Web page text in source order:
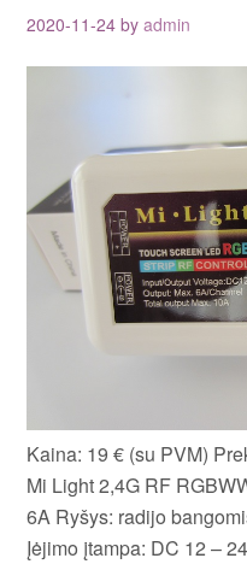
2020-11-24 byadmin
Kaina: 19 € (su PVM)
Mi Light 2,4G RF
6A Ryšys: radijo
Įėjimo įtampa: DC 12 –